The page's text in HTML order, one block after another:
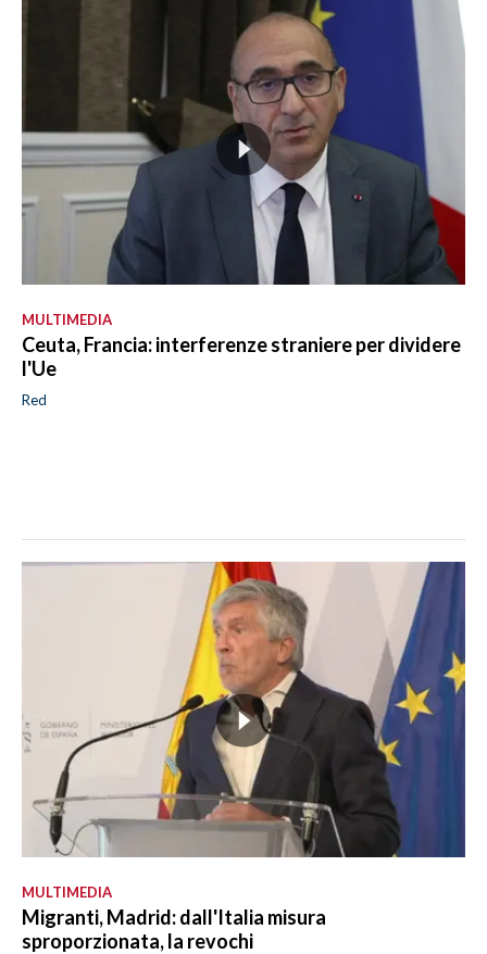
MULTIMEDIA
Ceuta, Francia: interferenze straniere per dividere
l'Ue
Red
MULTIMEDIA
Migranti, Madrid: dall'Italia misura
sproporzionata, la revochi